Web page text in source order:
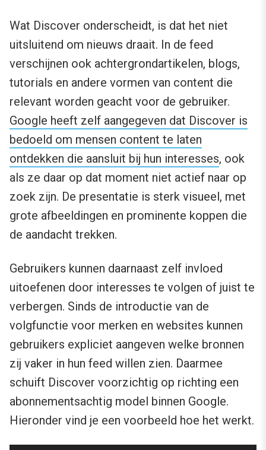
Wat Discover onderscheidt, is dat het niet
uitsluitend om nieuws draait. In de feed
verschijnen ook achtergrondartikelen, blogs,
tutorials en andere vormen van content die
relevant worden geacht voor de gebruiker.
Google heeft zelf aangegeven dat Discover is
bedoeld om mensen content te laten
ontdekken die aansluit bij hun interesses, ook
als ze daar op dat moment niet actief naar op
zoek zijn. De presentatie is sterk visueel, met
grote afbeeldingen en prominente koppen die
de aandacht trekken.
Gebruikers kunnen daarnaast zelf invloed
uitoefenen door interesses te volgen of juist te
verbergen. Sinds de introductie van de
volgfunctie voor merken en websites kunnen
gebruikers expliciet aangeven welke bronnen
zij vaker in hun feed willen zien. Daarmee
schuift Discover voorzichtig op richting een
abonnementsachtig model binnen Google.
Hieronder vind je een voorbeeld hoe het werkt.